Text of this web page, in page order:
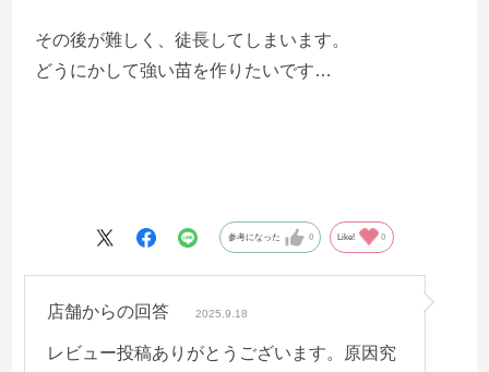
その後が難しく、徒長してしまいます。
どうにかして強い苗を作りたいです…
参考になった 0 Like! 0
店舗からの回答 2025.9.18
レビュー投稿ありがとうございます。原因究